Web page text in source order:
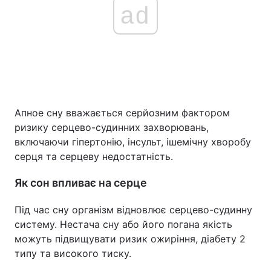
ad
Апное сну вважається серйозним фактором
ризику серцево-судинних захворювань,
включаючи гіпертонію, інсульт, ішемічну хворобу
серця та серцеву недостатність.
Як сон впливає на серце
Під час сну організм відновлює серцево-судинну
систему. Нестача сну або його погана якість
можуть підвищувати ризик ожиріння, діабету 2
типу та високого тиску.